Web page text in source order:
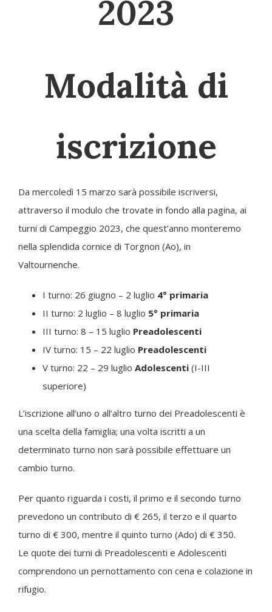
2023
Modalità di
iscrizione
Da mercoledì 15 marzo sarà possibile iscriversi,
attraverso il modulo che trovate in fondo alla pagina, ai
turni di Campeggio 2023, che quest’anno monteremo
nella splendida cornice di Torgnon (Ao), in
Valtournenche.
I turno: 26 giugno – 2 luglio 4° primaria
II turno: 2 luglio – 8 luglio 5° primaria
III turno: 8 – 15 luglio Preadolescenti
IV turno: 15 – 22 luglio Preadolescenti
V turno: 22 – 29 luglio Adolescenti (I-III
superiore)
L’iscrizione all’uno o all’altro turno dei Preadolescenti è
una scelta della famiglia; una volta iscritti a un
determinato turno non sarà possibile effettuare un
cambio turno.
Per quanto riguarda i costi, il primo e il secondo turno
prevedono un contributo di € 265, il terzo e il quarto
turno di € 300, mentre il quinto turno (Ado) di € 350.
Le quote dei turni di Preadolescenti e Adolescenti
comprendono un pernottamento con cena e colazione in
rifugio.